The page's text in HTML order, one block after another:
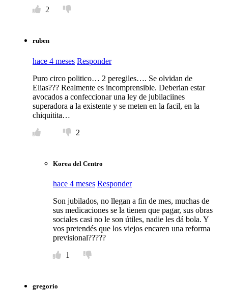
2
ruben
hace 4 meses Responder
Puro circo politico… 2 peregiles…. Se olvidan de
Elias??? Realmente es incomprensible. Deberian estar
avocados a confeccionar una ley de jubilaciines
superadora a la existente y se meten en la facil, en la
chiquitita…
2
Korea del Centro
hace 4 meses Responder
Son jubilados, no llegan a fin de mes, muchas de
sus medicaciones se la tienen que pagar, sus obras
sociales casi no le son útiles, nadie les dá bola. Y
vos pretendés que los viejos encaren una reforma
previsional?????
1
gregorio